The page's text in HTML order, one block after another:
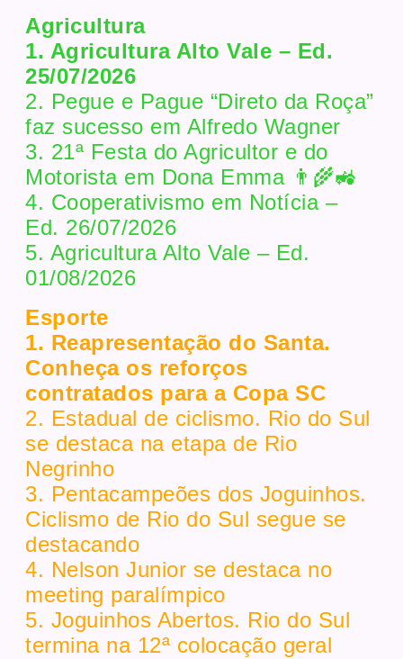
Agricultura
1. Agricultura Alto Vale – Ed.
25/07/2026
2. Pegue e Pague “Direto da Roça”
faz sucesso em Alfredo Wagner
3. 21ª Festa do Agricultor e do
Motorista em Dona Emma 👨‍🌾🚜
4. Cooperativismo em Notícia –
Ed. 26/07/2026
5. Agricultura Alto Vale – Ed.
01/08/2026
Esporte
1. Reapresentação do Santa.
Conheça os reforços
contratados para a Copa SC
2. Estadual de ciclismo. Rio do Sul
se destaca na etapa de Rio
Negrinho
3. Pentacampeões dos Joguinhos.
Ciclismo de Rio do Sul segue se
destacando
4. Nelson Junior se destaca no
meeting paralímpico
5. Joguinhos Abertos. Rio do Sul
termina na 12ª colocação geral